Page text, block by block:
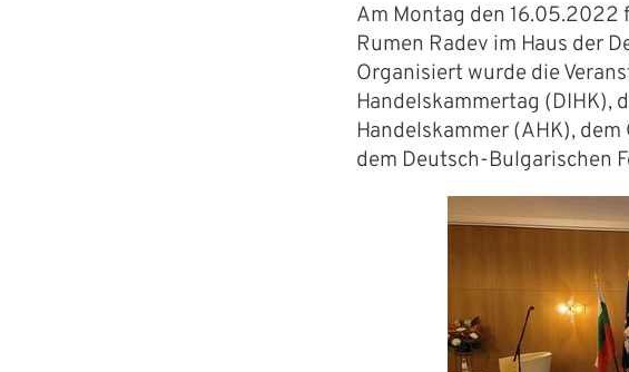
Am Montag den 16.05.2022
Rumen Radev im Haus der
Organisiert wurde die
Handelskammertag (DIHK),
Handelskammer (AHK),
dem Deutsch-Bulgarischen